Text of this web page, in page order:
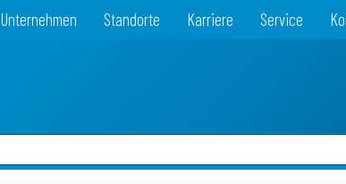
Unternehmen Standorte Karriere Service